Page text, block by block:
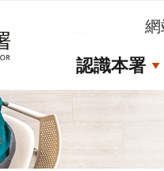
網
認識本署